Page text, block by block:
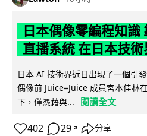
日本偶像零編程知識
直播系統 在日本技
日本 AI 技術界近日出現了一個引
偶像前 Juice=Juice 成員宮本佳林
下，僅憑藉與...
閱讀全文
402 29 ↗ 分享